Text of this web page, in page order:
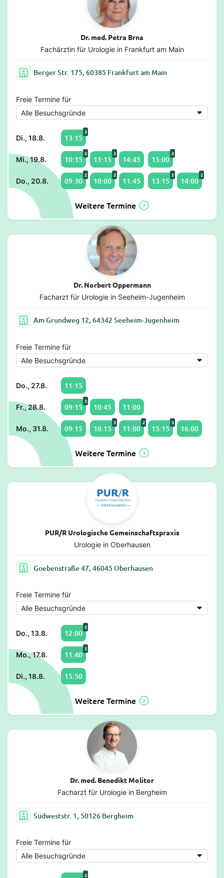
Dr. med. Petra Brna
Fachärztin für Urologie in Frankfurt am Main
Berger Str. 175, 60385 Frankfurt am Main
Freie Termine für
Di., 18.8. 13:15
3
Mi., 19.8. 10:15
2
11:15
2
14:45 15:00
2
Do., 20.8. 09:30
2
10:00
2
11:45 13:15
2
14:00
2
Weitere Termine
Dr. Norbert Oppermann
Facharzt für Urologie in Seeheim-Jugenheim
Am Grundweg 12, 64342 Seeheim-Jugenheim
Freie Termine für
Do., 27.8. 11:15
Fr., 28.8. 09:15
3
10:45 11:00
Mo., 31.8. 09:15 10:15
3
11:00
2
15:15
3
16:00
Weitere Termine
PUR/R Urologische Gemeinschaftspraxis
Urologie in Oberhausen
Goebenstraße 47, 46045 Oberhausen
Freie Termine für
Do., 13.8. 12:00
2
Mo., 17.8. 11:40
2
Di., 18.8. 15:50
Weitere Termine
Dr. med. Benedikt Molitor
Facharzt für Urologie in Bergheim
Südweststr. 1, 50126 Bergheim
Freie Termine für
2